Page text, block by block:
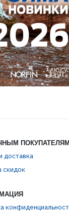
доставка
скидок